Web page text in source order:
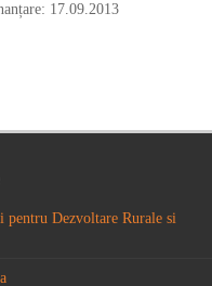
17.09.2013
pentru Dezvoltare Rurale si